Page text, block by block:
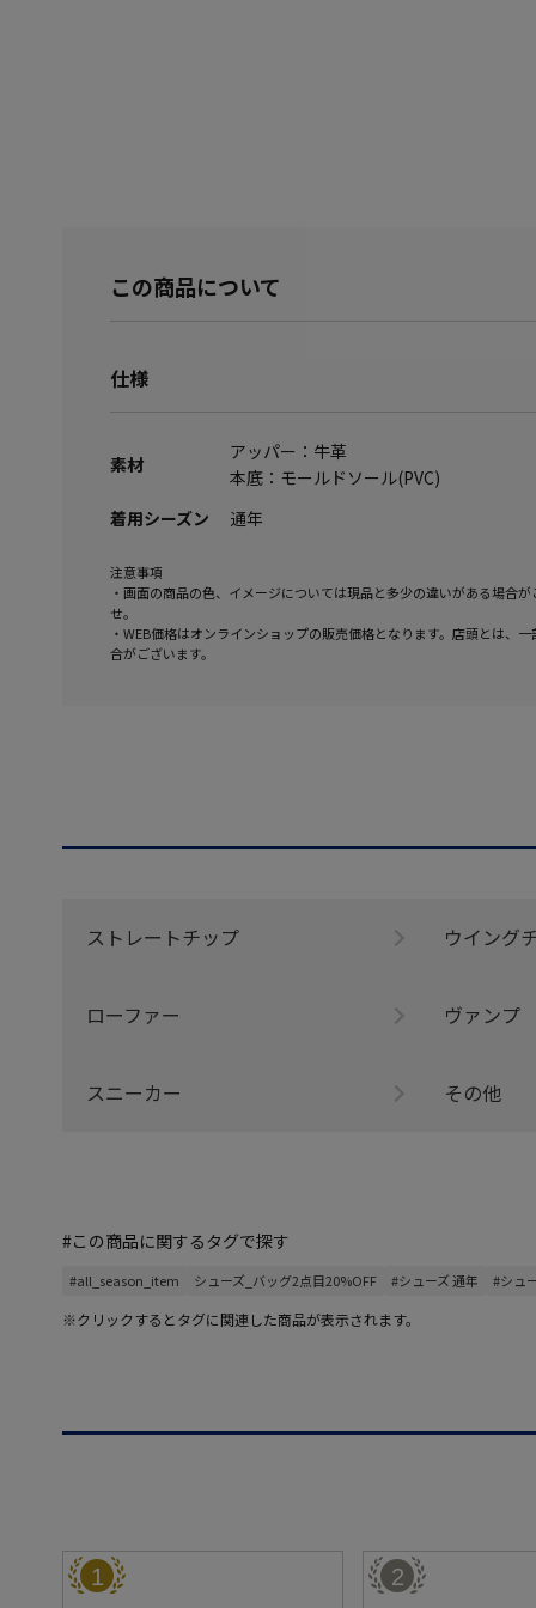
この商品について
仕様
素材
アッパー：牛革
本底：モールドソール(PVC)
着用シーズン
通年
注意事項
・画面の商品の色、イメージについては現品と多少の違いがある場合
せ。
・WEB価格はオンラインショップの販売価格となります。店頭とは、
合がございます。
ストレートチップ ウイング
ローファー ヴァンプ
スニーカー その他
#この商品に関するタグで探す
#all_season_item シューズ_バッグ2点目20%OFF #シューズ 通年 #シュ
※クリックするとタグに関連した商品が表示されます。
1 2